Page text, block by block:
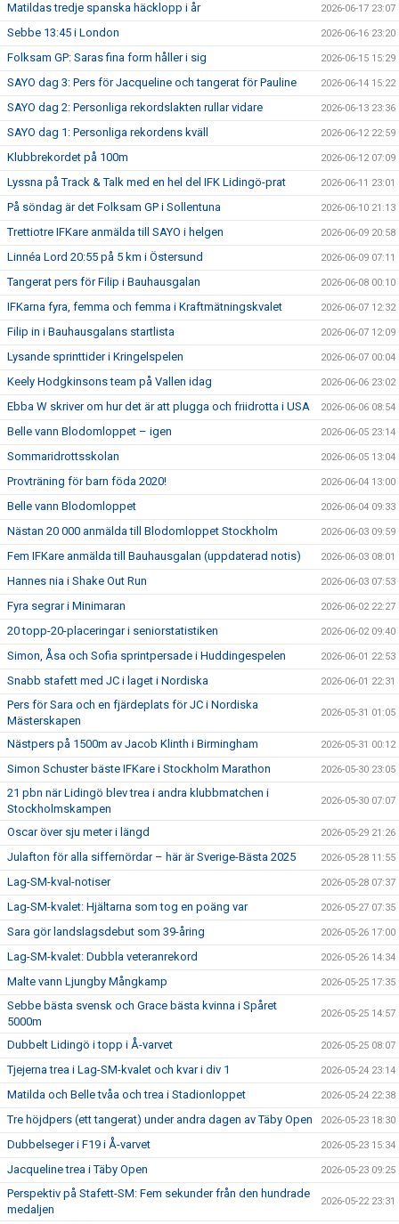
Matildas tredje spanska häcklopp i år 2026-06-17 23:07
Sebbe 13:45 i London 2026-06-16 23:20
Folksam GP: Saras fina form håller i sig 2026-06-15 15:29
SAYO dag 3: Pers för Jacqueline och tangerat för Pauline 2026-06-14 15:22
SAYO dag 2: Personliga rekordslakten rullar vidare 2026-06-13 23:36
SAYO dag 1: Personliga rekordens kväll 2026-06-12 22:59
Klubbrekordet på 100m 2026-06-12 07:09
Lyssna på Track & Talk med en hel del IFK Lidingö-prat 2026-06-11 23:01
På söndag är det Folksam GP i Sollentuna 2026-06-10 21:13
Trettiotre IFKare anmälda till SAYO i helgen 2026-06-09 20:58
Linnéa Lord 20:55 på 5 km i Östersund 2026-06-09 07:11
Tangerat pers för Filip i Bauhausgalan 2026-06-08 00:10
IFKarna fyra, femma och femma i Kraftmätningskvalet 2026-06-07 12:32
Filip in i Bauhausgalans startlista 2026-06-07 12:09
Lysande sprinttider i Kringelspelen 2026-06-07 00:04
Keely Hodgkinsons team på Vallen idag 2026-06-06 23:02
Ebba W skriver om hur det är att plugga och friidrotta i USA 2026-06-06 08:54
Belle vann Blodomloppet – igen 2026-06-05 23:14
Sommaridrottsskolan 2026-06-05 13:04
Provträning för barn föda 2020! 2026-06-04 13:00
Belle vann Blodomloppet 2026-06-04 09:33
Nästan 20 000 anmälda till Blodomloppet Stockholm 2026-06-03 09:59
Fem IFKare anmälda till Bauhausgalan (uppdaterad notis) 2026-06-03 08:01
Hannes nia i Shake Out Run 2026-06-03 07:53
Fyra segrar i Minimaran 2026-06-02 22:27
20 topp-20-placeringar i seniorstatistiken 2026-06-02 09:40
Simon, Åsa och Sofia sprintpersade i Huddingespelen 2026-06-01 22:53
Snabb stafett med JC i laget i Nordiska 2026-06-01 22:31
Pers för Sara och en fjärdeplats för JC i Nordiska
Mästerskapen
2026-05-31 01:05
Nästpers på 1500m av Jacob Klinth i Birmingham 2026-05-31 00:12
Simon Schuster bäste IFKare i Stockholm Marathon 2026-05-30 23:05
21 pbn när Lidingö blev trea i andra klubbmatchen i
Stockholmskampen
2026-05-30 07:07
Oscar över sju meter i längd 2026-05-29 21:26
Julafton för alla siffernördar – här är Sverige-Bästa 2025 2026-05-28 11:55
Lag-SM-kval-notiser 2026-05-28 07:37
Lag-SM-kvalet: Hjältarna som tog en poäng var 2026-05-27 07:35
Sara gör landslagsdebut som 39-åring 2026-05-26 17:00
Lag-SM-kvalet: Dubbla veteranrekord 2026-05-26 14:34
Malte vann Ljungby Mångkamp 2026-05-25 17:35
Sebbe bästa svensk och Grace bästa kvinna i Spåret
5000m
2026-05-25 14:57
Dubbelt Lidingö i topp i Å-varvet 2026-05-25 08:07
Tjejerna trea i Lag-SM-kvalet och kvar i div 1 2026-05-24 23:14
Matilda och Belle tvåa och trea i Stadionloppet 2026-05-24 22:38
Tre höjdpers (ett tangerat) under andra dagen av Täby Open 2026-05-23 18:30
Dubbelseger i F19 i Å-varvet 2026-05-23 15:34
Jacqueline trea i Täby Open 2026-05-23 09:25
Perspektiv på Stafett-SM: Fem sekunder från den hundrade
medaljen
2026-05-22 23:31